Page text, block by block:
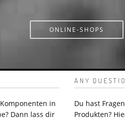
ONLINE-SHOPS
in
Dann lass dir
ANY
Du hast
Produkten?